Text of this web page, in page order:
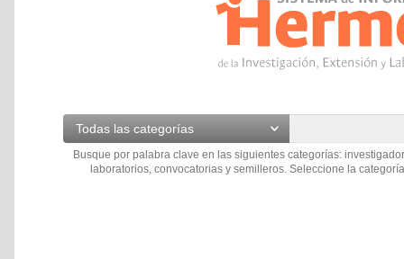
Todas las categorías
Busque por palabra clave en las siguientes categorías:
laboratorios, convocatorias y semilleros. Seleccione la